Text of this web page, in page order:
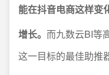
能在抖音电商这样变
增长。 而九数云BI等
这一目标的最佳助推